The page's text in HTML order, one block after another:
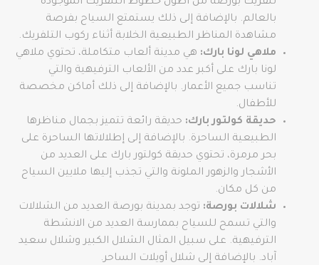
بالعالم. بالإضافة إلى ذلك يستمتع السياح بفرصة
مشاهدة المناظر الطبيعية الخلابة أثناء ركوب التلفريك.
ملاهي لونا بارك: هي مدينة ألعاب متكاملة، تحتوي ملاهي
لونا بارك على أكبر عدد من الألعاب الترفيهية والتي
تناسب جميع الأعمار. بالإضافة إلى ذلك أماكن مخصصة
للأطفال.
حديقة كولتور بارك: حديقة رائعة تتميز بجمال مناظرها
الطبيعية الساحرة. بالإضافة إلى إطلالاتها الساحرة على
بحر مرمرة، تحتوي حديقة كولتور بارك على العديد من
الأشجار والزهور الملونة والتي تجذب إليها ملايين السياح
من كل مكان.
شلالات بورصة: توجد بمدينة بورصة العديد من الشلالات
والتي تسمح للسياح بممارسة العديد من الانشطة
الترفيهية. على سبيل المثال الشلال الكبير وشلال سعيد
آباد. بالإضافة إلى شلال أويلات الساحر.